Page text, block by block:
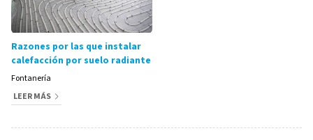
Razones por las que instalar
calefacción por suelo radiante
Fontanería
LEER MÁS